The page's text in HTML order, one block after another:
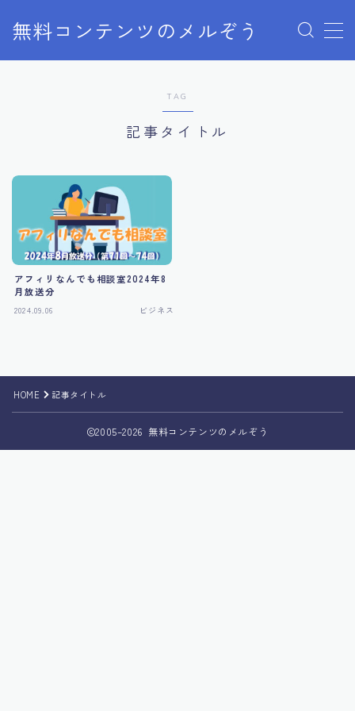
無料コンテンツのメルぞう
MENU
お問い合わせ
TAG
記事タイトル
アフィリなんでも相談室2024年8
月放送分
2024.09.06 ビジネス
HOME 記事タイトル
2005–2026 無料コンテンツのメルぞう